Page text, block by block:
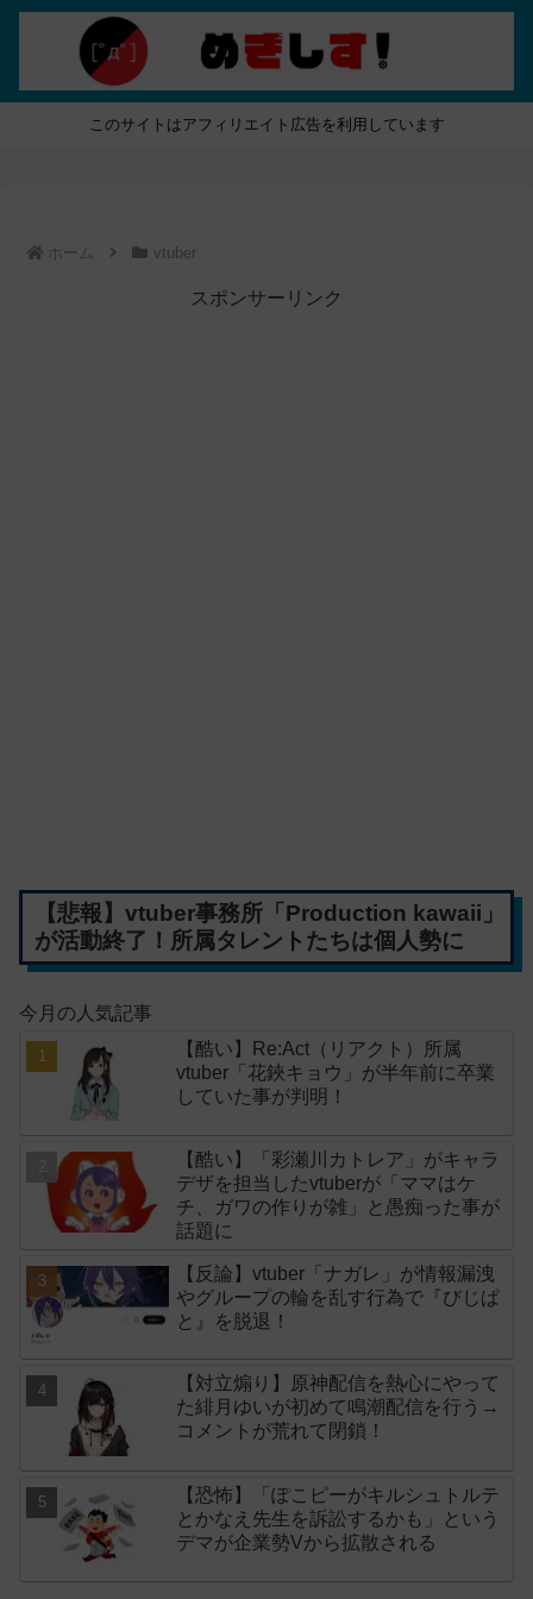
このサイトはアフィリエイト広告を利用しています
ホーム vtuber
スポンサーリンク
【悲報】vtuber事務所「Production kawaii」
が活動終了！所属タレントたちは個人勢に
今月の人気記事
【酷い】Re:Act（リアクト）所属
vtuber「花鋏キョウ」が半年前に卒業
していた事が判明！
【酷い】「彩瀬川カトレア」がキャラ
デザを担当したvtuberが「ママはケ
チ、ガワの作りが雑」と愚痴った事が
話題に
【反論】vtuber「ナガレ」が情報漏洩
やグループの輪を乱す行為で『びじぱ
と』を脱退！
【対立煽り】原神配信を熱心にやって
た緋月ゆいが初めて鳴潮配信を行う→
コメントが荒れて閉鎖！
【恐怖】「ぽこピーがキルシュトルテ
とかなえ先生を訴訟するかも」という
デマが企業勢Vから拡散される